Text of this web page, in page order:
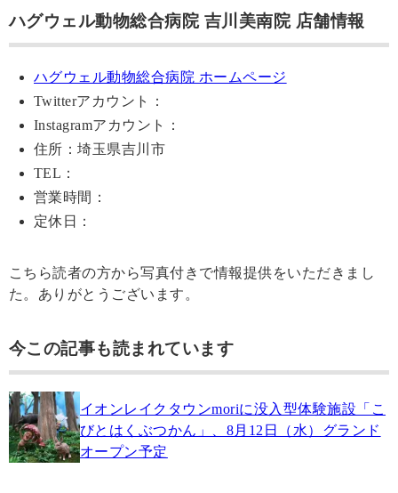
ハグウェル動物総合病院 吉川美南院 店舗情報
ハグウェル動物総合病院 ホームページ
Twitterアカウント：
Instagramアカウント：
住所：埼玉県吉川市
TEL：
営業時間：
定休日：
こちら読者の方から写真付きで情報提供をいただきまし
た。ありがとうございます。
今この記事も読まれています
イオンレイクタウンmoriに没入型体験施設「こ
びとはくぶつかん」、8月12日（水）グランド
オープン予定